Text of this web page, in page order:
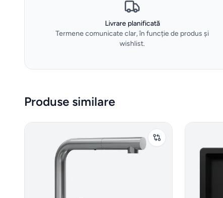
Livrare planificată
Termene comunicate clar, în funcție de produs și
wishlist.
Produse similare